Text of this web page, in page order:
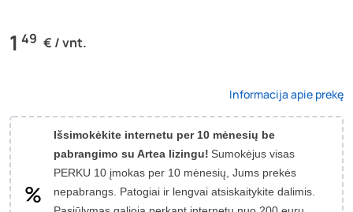
1 49 € / vnt.
Informacija apie prekę
Išsimokėkite internetu per 10 mėnesių be
pabrangimo su Artea lizingu! Sumokėjus visas
PERKU 10 įmokas per 10 mėnesių, Jums prekės
nepabrangs. Patogiai ir lengvai atsiskaitykite dalimis.